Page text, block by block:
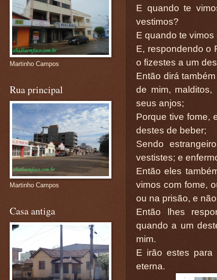
E quando te
vestimos?
E quando te
E, respondendo o
o fizestes a um
Então dirá
de mim,
seus anjos;
Porque tive fome,
destes de beber;
Sendo
vestistes; e
Então eles
vimos com fome,
ou na prisão, e
Então lhes
quando a um
mim.
E irão estes para
eterna.
Martinho Campos
Rua principal
Martinho Campos
Casa antiga